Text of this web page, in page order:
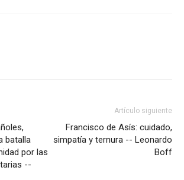
batalla
por las
--
Artículo siguiente
Francisco de Asís: cuidado,
simpatía y ternura -- Leonardo
Boff